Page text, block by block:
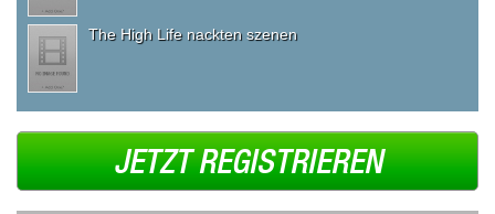
The High Life nackten szenen
JETZT REGISTRIEREN